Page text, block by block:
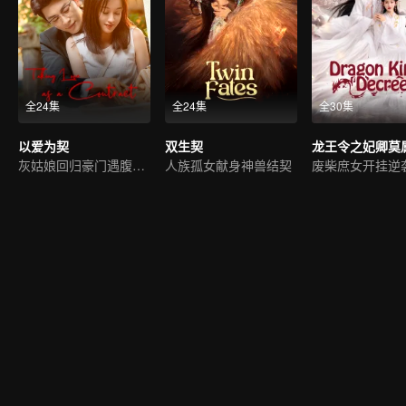
全24集
以爱为契
灰姑娘回归豪门遇腹黑霸总
全24集
双生契
人族孤女献身神兽结契
全30集
龙王令之妃卿莫
废柴庶女开挂逆